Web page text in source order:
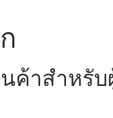
ค้าสำหรั